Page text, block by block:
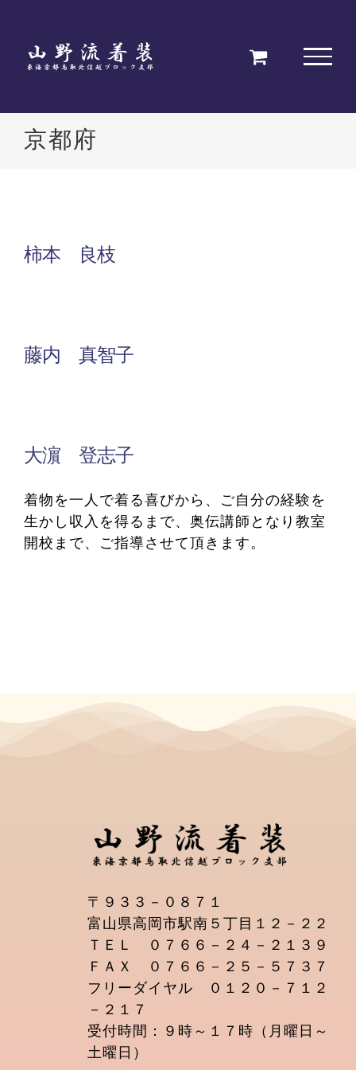
content
京都府
柿本 良枝
藤内 真智子
大濵 登志子
着物を一人で着る喜びから、ご自分の経験を
生かし収入を得るまで、奥伝講師となり教室
開校まで、ご指導させて頂きます。
〒９３３－０８７１
富山県高岡市駅南５丁目１２－２２
ＴＥＬ ０７６６－２４－２１３９
ＦＡＸ ０７６６－２５－５７３７
フリーダイヤル ０１２０－７１２
－２１７
受付時間：９時～１７時（月曜日～
土曜日）